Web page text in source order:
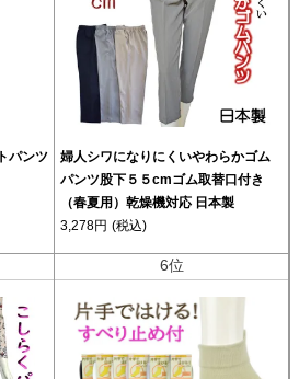
パンツ
婦人シワになりにくいやわらかゴム
パンツ股下５５cmゴム取替口付き
（春夏用）乾燥機対応 日本製
3,278円 (税込)
6位